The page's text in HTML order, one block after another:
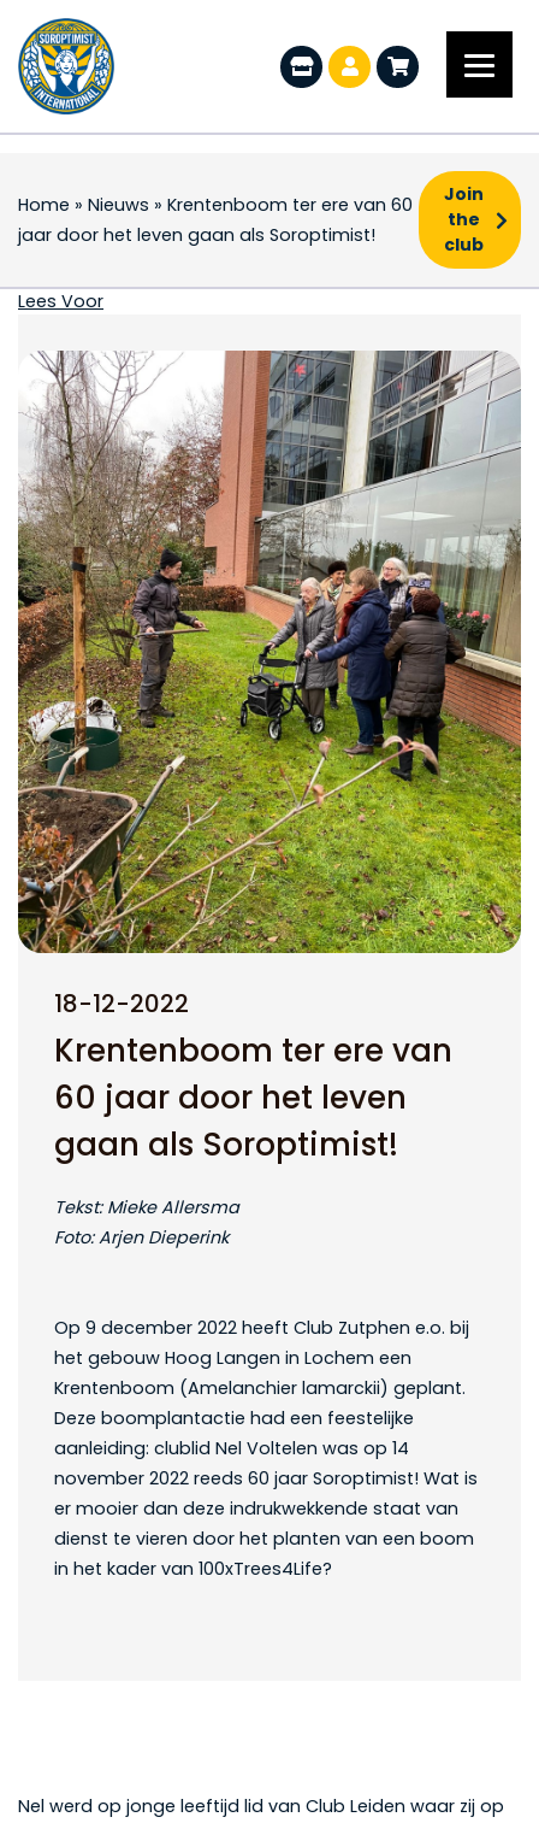
Home » Nieuws » Krentenboom ter ere van 60
jaar door het leven gaan als Soroptimist!
Join
the
club
Krentenboom ter ere
Lees Voor
18-12-2022
Krentenboom ter ere van
60 jaar door het leven
gaan als Soroptimist!
Tekst: Mieke Allersma
Foto: Arjen Dieperink
Op 9 december 2022 heeft Club Zutphen e.o. bij
het gebouw Hoog Langen in Lochem een
Krentenboom (Amelanchier lamarckii) geplant.
Deze boomplantactie had een feestelijke
aanleiding: clublid Nel Voltelen was op 14
november 2022 reeds 60 jaar Soroptimist! Wat is
er mooier dan deze indrukwekkende staat van
dienst te vieren door het planten van een boom
in het kader van 100xTrees4Life?
Nel werd op jonge leeftijd lid van Club Leiden waar zij op